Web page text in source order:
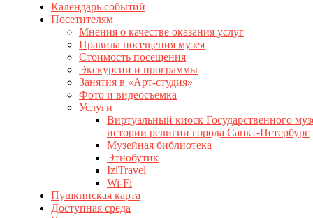
Календарь событий
Посетителям
Мнения о качестве оказания услуг
Правила посещения музея
Стоимость посещения
Экскурсии и программы
Занятия в «Арт-студия»
Фото и видеосъемка
Услуги
Виртуальный киоск Государственного
истории религии города Санкт-Петербург
Музейная библиотека
Этнобутик
IziTravel
Wi-Fi
Пушкинская карта
Доступная среда